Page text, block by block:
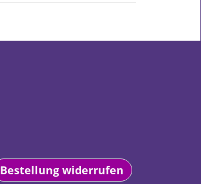
Bestellung widerrufen